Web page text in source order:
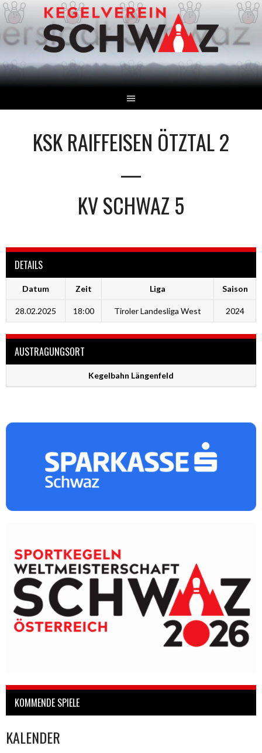
Springe
zum
Inhalt
KSK RAIFFEISEN ÖTZTAL 2
—
KV SCHWAZ 5
DETAILS
Datum Zeit Liga Saison
28.02.2025 18:00 Tiroler Landesliga West 2024
AUSTRAGUNGSORT
Kegelbahn Längenfeld
KOMMENDE SPIELE
KALENDER